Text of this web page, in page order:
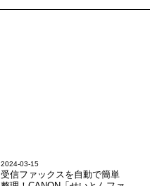
2024-03-15
受信ファックスを自動で簡単